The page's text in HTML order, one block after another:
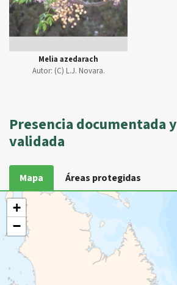
Melia azedarach
Autor: (C) L.J. Novara.
Presencia documentada y
validada
Mapa Áreas protegidas
+
−